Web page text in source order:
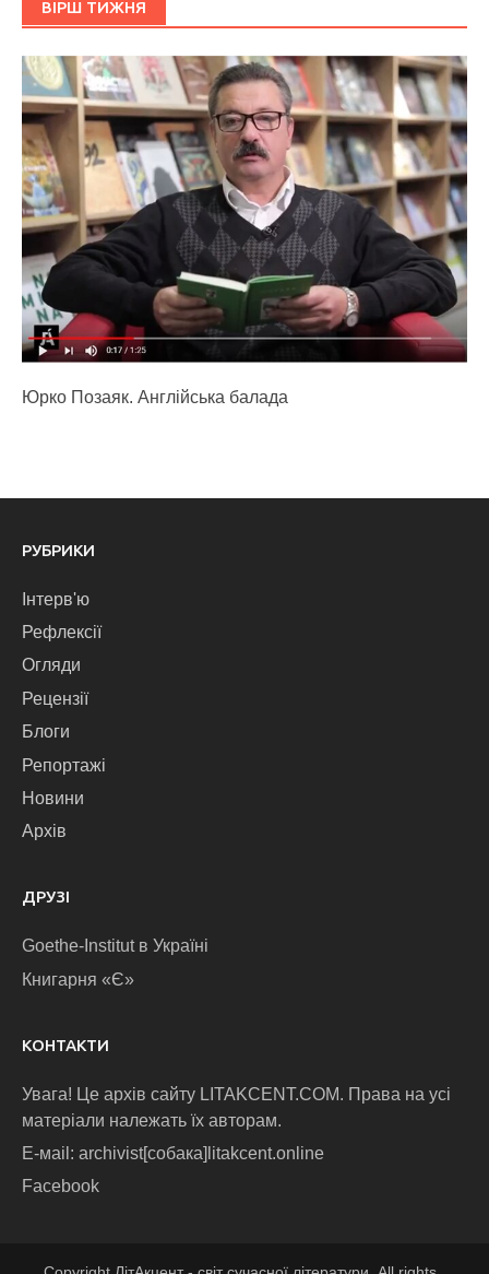
ВІРШ ТИЖНЯ
Юрко Позаяк. Англійська балада
РУБРИКИ
Інтерв'ю
Рефлексії
Огляди
Рецензії
Блоги
Репортажі
Новини
Архів
ДРУЗІ
Goethe-Institut в Україні
Книгарня «Є»
КОНТАКТИ
Увага! Це архів сайту LITAKCENT.COM. Права на усі
матеріали належать їх авторам.
E-маіl: archivist[собака]litakcent.online
Facebook